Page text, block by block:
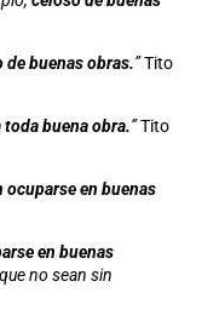
de buenas obras.”Tito
buena obra.”Tito
ocuparse en buenas
en buenas
no sean sin